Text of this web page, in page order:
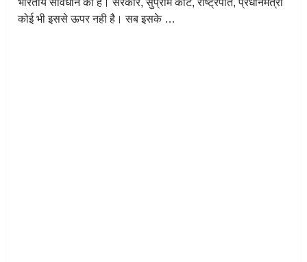
भारतीय संविधान का है। सरकार, सुप्रीम कोर्ट, राष्ट्रपति, प्रधानमंत्री
कोई भी इससे ऊपर नही है। सब इसके …